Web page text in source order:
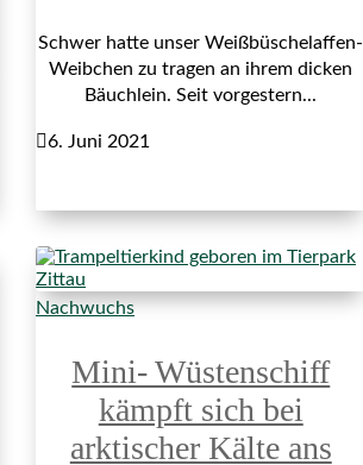
Schwer hatte unser Weißbüschelaffen-
Weibchen zu tragen an ihrem dicken
Bäuchlein. Seit vorgestern...
6. Juni 2021
Nachwuchs
Mini- Wüstenschiff
kämpft sich bei
arktischer Kälte ans